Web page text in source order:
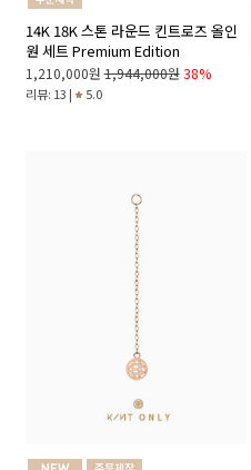
14K 18K 스톤 라운드 킨트로즈 올인
원 세트 Premium Edition
1,210,000원 1,944,000원 38%
리뷰: 13 | 5.0